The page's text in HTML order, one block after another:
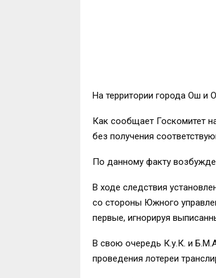
На территории города Ош и
Как сообщает Госкомитет
без получения
По данному факту
В ходе следствия
со стороны Южного
первые, игнорируя
В свою очередь К.у.К. и
проведения лотереи